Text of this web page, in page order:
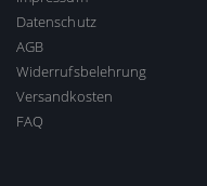
Datenschutz
AGB
Widerrufsbelehrung
Versandkosten
FAQ